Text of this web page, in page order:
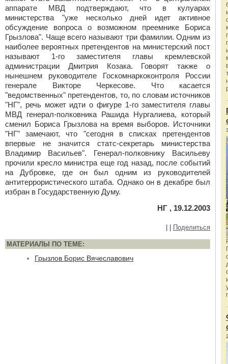
аппарате МВД подтверждают, что в кулуарах
министерства "уже несколько дней идет активное
обсуждение вопроса о возможном преемнике Бориса
Грызлова". Чаще всего называют три фамилии. Одним из
наиболее вероятных претендентов на министерский пост
называют 1-го заместителя главы кремлевской
администрации Дмитрия Козака. Говорят также о
нынешнем руководителе Госкомнаркоконтроля России
генерале Викторе Черкесове. Что касается
"ведомственных" претендентов, то, по словам источников
"НГ", речь может идти о фигуре 1-го заместителя главы
МВД генерал-полковника Рашида Нургалиева, который
сменил Бориса Грызлова на время выборов. Источники
"НГ" замечают, что "сегодня в списках претендентов
впервые не значится статс-секретарь министерства
Владимир Васильев". Генерал-полковнику Васильеву
прочили кресло министра еще год назад, после событий
на Дубровке, где он был одним из руководителей
антитеррористического штаба. Однако он в декабре был
избран в Государственную Думу.
НГ , 19.12.2003
Поделиться
МАТЕРИАЛЫ ПО ТЕМЕ:
Грызлов Борис Вячеславович